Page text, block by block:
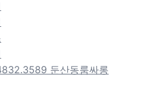
둔산동룸싸롱